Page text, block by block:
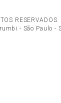
RESERVADOS
- São Paulo -